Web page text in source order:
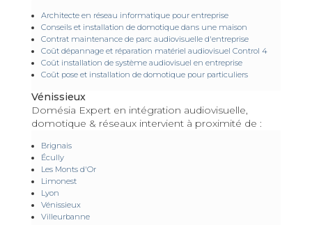
Architecte en réseau informatique pour entreprise
Conseils et installation de domotique dans une maison
Contrat maintenance de parc audiovisuelle d'entreprise
Coût dépannage et réparation matériel audiovisuel Control 4
Coût installation de système audiovisuel en entreprise
Coût pose et installation de domotique pour particuliers
Vénissieux
Domésia Expert en intégration audiovisuelle,
domotique & réseaux intervient à proximité de :
Brignais
Écully
Les Monts d'Or
Limonest
Lyon
Vénissieux
Villeurbanne